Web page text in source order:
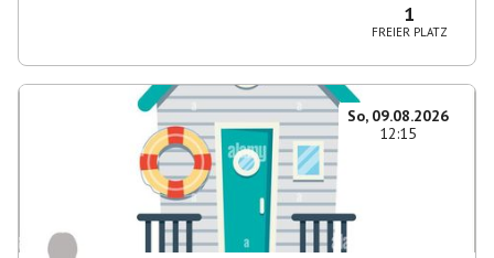
1
FREIER PLATZ
So, 09.08.2026
12:15